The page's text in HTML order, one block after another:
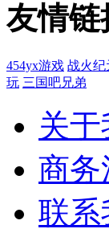
友情链
454yx游戏 战火纪
玩 三国吧兄弟
关于
商务
联系